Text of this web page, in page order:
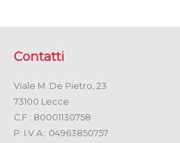
Contatti
Viale M. De Pietro, 23
73100 Lecce
C.F.: 80001130758
P. I.V.A.: 04963850757